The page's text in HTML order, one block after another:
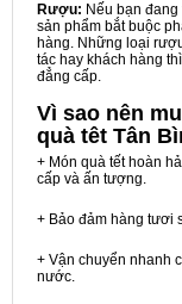
Rượu: Nếu bạn đang
sản phẩm bắt buộc
hàng. Những loại
tác hay khách hàng
đẳng cấp.
Vì sao nên
quà têt Tân
+ Món quà tết hoàn
cấp và ấn tượng.
+ Bảo đảm hàng tươi
+ Vận chuyển nhanh
nước.